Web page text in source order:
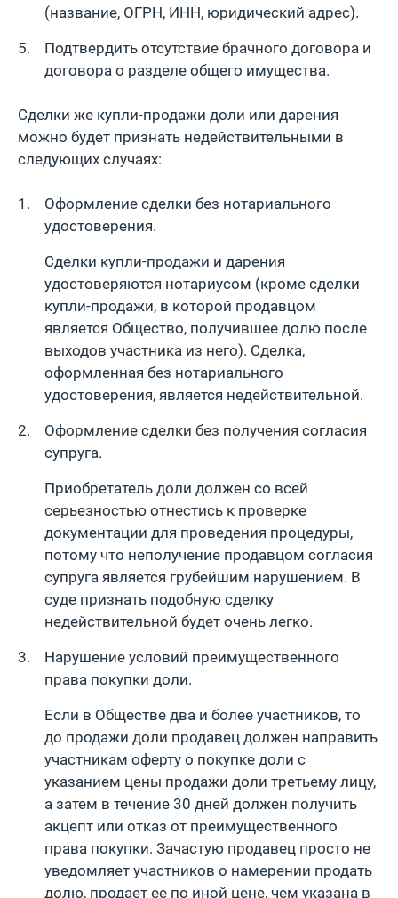
(название, ОГРН, ИНН, юридический адрес).
Подтвердить отсутствие брачного договора и
договора о разделе общего имущества.
Сделки же купли-продажи доли или дарения
можно будет признать недействительными в
следующих случаях:
Оформление сделки без нотариального
удостоверения.
Сделки купли-продажи и дарения
удостоверяются нотариусом (кроме сделки
купли-продажи, в которой продавцом
является Общество, получившее долю после
выходов участника из него). Сделка,
оформленная без нотариального
удостоверения, является недействительной.
Оформление сделки без получения согласия
супруга.
Приобретатель доли должен со всей
серьезностью отнестись к проверке
документации для проведения процедуры,
потому что неполучение продавцом согласия
супруга является грубейшим нарушением. В
суде признать подобную сделку
недействительной будет очень легко.
Нарушение условий преимущественного
права покупки доли.
Если в Обществе два и более участников, то
до продажи доли продавец должен направить
участникам оферту о покупке доли с
указанием цены продажи доли третьему лицу,
а затем в течение 30 дней должен получить
акцепт или отказ от преимущественного
права покупки. Зачастую продавец просто не
уведомляет участников о намерении продать
долю, продает ее по иной цене, чем указана в